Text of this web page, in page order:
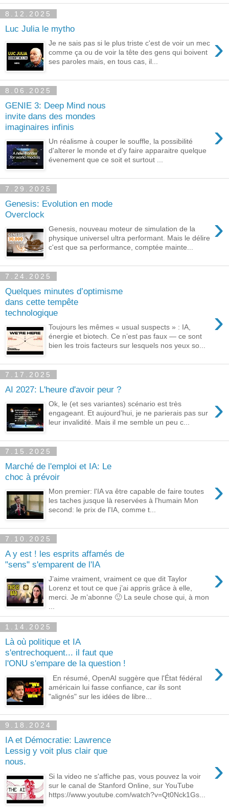
8.12.2025
Luc Julia le mytho
›
Je ne sais pas si le plus triste c'est de voir un mec
comme ça ou de voir la tête des gens qui boivent
ses paroles mais, en tous cas, il...
8.06.2025
GENIE 3: Deep Mind nous
invite dans des mondes
imaginaires infinis
›
Un réalisme à couper le souffle, la possibilité
d'alterer le monde et d'y faire apparaitre quelque
évenement que ce soit et surtout ...
7.29.2025
Genesis: Evolution en mode
Overclock
›
Genesis, nouveau moteur de simulation de la
physique universel ultra performant. Mais le délire
c'est que sa performance, comptée mainte...
7.24.2025
Quelques minutes d’optimisme
dans cette tempête
technologique
›
Toujours les mêmes « usual suspects » : IA,
énergie et biotech. Ce n’est pas faux — ce sont
bien les trois facteurs sur lesquels nos yeux so...
7.17.2025
AI 2027: L'heure d'avoir peur ?
›
Ok, le (et ses variantes) scénario est très
engageant. Et aujourd’hui, je ne parierais pas sur
leur invalidité. Mais il me semble un peu c...
7.15.2025
Marché de l'emploi et IA: Le
choc à prévoir
›
Mon premier: l'IA va être capable de faire toutes
les taches jusque là reservées à l'humain Mon
second: le prix de l'IA, comme t...
7.10.2025
A y est ! les esprits affamés de
"sens" s'emparent de l'IA
›
J’aime vraiment, vraiment ce que dit Taylor
Lorenz et tout ce que j’ai appris grâce à elle,
merci. Je m’abonne 🙂 La seule chose qui, à mon
...
1.14.2025
Là où politique et IA
s'entrechoquent... il faut que
l'ONU s'empare de la question !
›
En résumé, OpenAI suggère que l'État fédéral
américain lui fasse confiance, car ils sont
"alignés" sur les idées de libre...
9.18.2024
IA et Démocratie: Lawrence
Lessig y voit plus clair que
nous.
›
Si la video ne s'affiche pas, vous pouvez la voir
sur le canal de Stanford Online, sur YouTube
https://www.youtube.com/watch?v=Qt0Nck1Gs...